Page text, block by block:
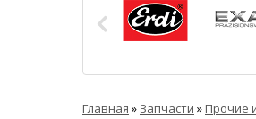
Главная » Запчасти »Прочие